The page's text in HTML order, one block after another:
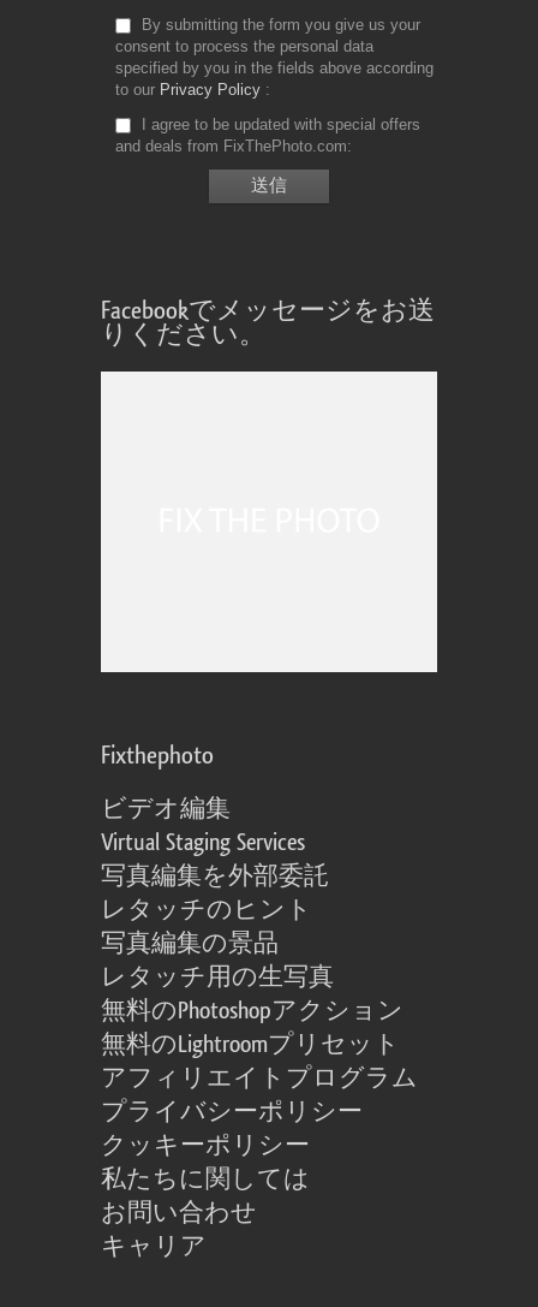
By submitting the form you give us your
consent to process the personal data
specified by you in the fields above according
to our Privacy Policy
I agree to be updated with special offers
and deals from FixThePhoto.com
Facebookでメッセージをお送
りください。
Fixthephoto
ビデオ編集
Virtual Staging Services
写真編集を外部委託
レタッチのヒント
写真編集の景品
レタッチ用の生写真
無料のPhotoshopアクション
無料のLightroomプリセット
アフィリエイトプログラム
プライバシーポリシー
クッキーポリシー
私たちに関しては
お問い合わせ
キャリア